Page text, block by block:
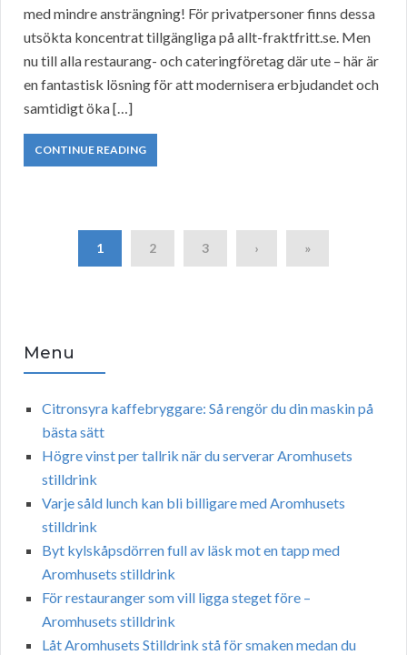
med mindre ansträngning! För privatpersoner finns dessa
utsökta koncentrat tillgängliga på allt-fraktfritt.se. Men
nu till alla restaurang- och cateringföretag där ute – här är
en fantastisk lösning för att modernisera erbjudandet och
samtidigt öka […]
CONTINUE READING
1 2 3 › »
Menu
Citronsyra kaffebryggare: Så rengör du din maskin på
bästa sätt
Högre vinst per tallrik när du serverar Aromhusets
stilldrink
Varje såld lunch kan bli billigare med Aromhusets
stilldrink
Byt kylskåpsdörren full av läsk mot en tapp med
Aromhusets stilldrink
För restauranger som vill ligga steget före –
Aromhusets stilldrink
Låt Aromhusets Stilldrink stå för smaken medan du